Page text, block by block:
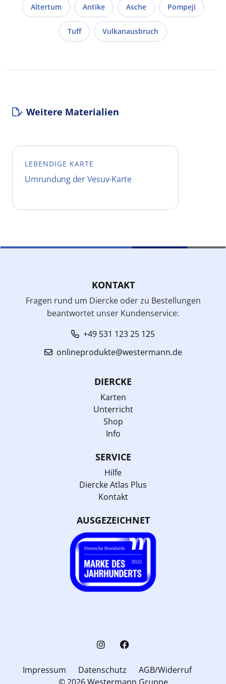
Altertum Antike Asche Pompeji
Tuff Vulkanausbruch
Weitere Materialien
LEBENDIGE KARTE
Umrundung der Vesuv-Karte
KONTAKT
Fragen rund um Diercke oder zu Bestellungen
beantwortet unser Kundenservice:
+49 531 123 25 125
onlineprodukte@westermann.de
DIERCKE
Karten
Unterricht
Shop
Info
SERVICE
Hilfe
Diercke Atlas Plus
Kontakt
AUSGEZEICHNET
Impressum Datenschutz
AGB/Widerruf